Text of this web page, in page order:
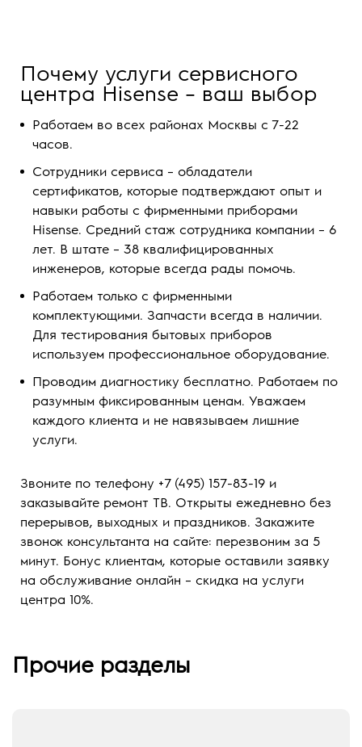
Почему услуги сервисного
центра Hisense – ваш выбор
Работаем во всех районах Москвы с 7-22
часов.
Сотрудники сервиса – обладатели
сертификатов, которые подтверждают опыт и
навыки работы с фирменными приборами
Hisense. Средний стаж сотрудника компании – 6
лет. В штате – 38 квалифицированных
инженеров, которые всегда рады помочь.
Работаем только с фирменными
комплектующими. Запчасти всегда в наличии.
Для тестирования бытовых приборов
используем профессиональное оборудование.
Проводим диагностику бесплатно. Работаем по
разумным фиксированным ценам. Уважаем
каждого клиента и не навязываем лишние
услуги.
Звоните по телефону +7 (495) 157-83-19 и
заказывайте ремонт ТВ. Открыты ежедневно без
перерывов, выходных и праздников. Закажите
звонок консультанта на сайте: перезвоним за 5
минут. Бонус клиентам, которые оставили заявку
на обслуживание онлайн – скидка на услуги
центра 10%.
Прочие разделы